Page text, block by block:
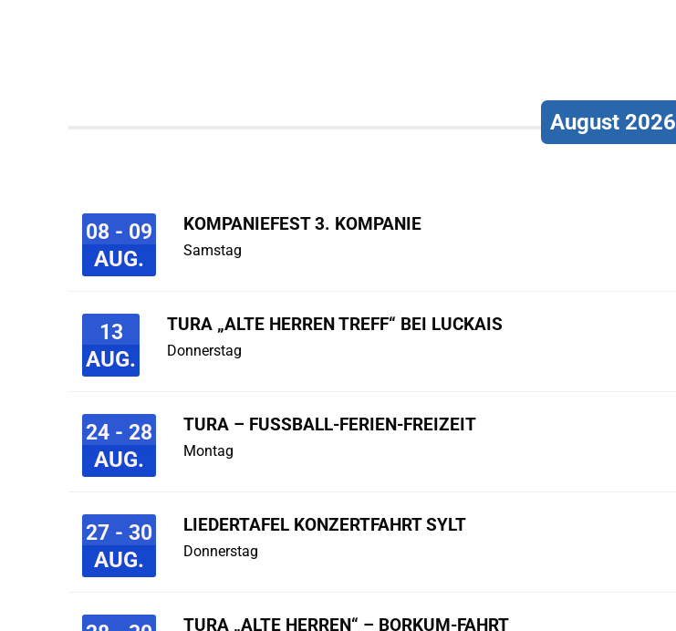
August 2026
08 - 09
AUG.
KOMPANIEFEST 3. KOMPANIE
Samstag
13
AUG.
TURA „ALTE HERREN TREFF“ BEI LUCKAIS
Donnerstag
24 - 28
AUG.
TURA – FUSSBALL-FERIEN-FREIZEIT
Montag
27 - 30
AUG.
LIEDERTAFEL KONZERTFAHRT SYLT
Donnerstag
TURA „ALTE HERREN“ – BORKUM-FAHRT